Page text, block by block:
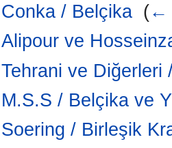
Conka / Belçika (←
Alipour ve
Tehrani ve Diğerleri
M.S.S / Belçika ve
Soering / Birleşik